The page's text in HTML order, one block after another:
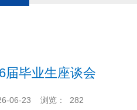
届毕业生座谈会
06-23 浏览： 282